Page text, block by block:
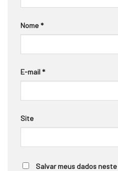
Nome *
E-mail *
Site
Salvar meus dados